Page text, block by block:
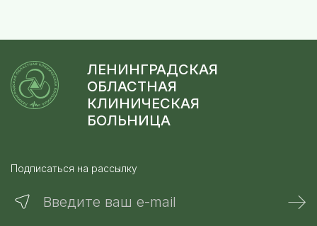
ЛЕНИНГРАДСКАЯ
ОБЛАСТНАЯ
КЛИНИЧЕСКАЯ
БОЛЬНИЦА
Подписаться на рассылку
Введите ваш e-mail